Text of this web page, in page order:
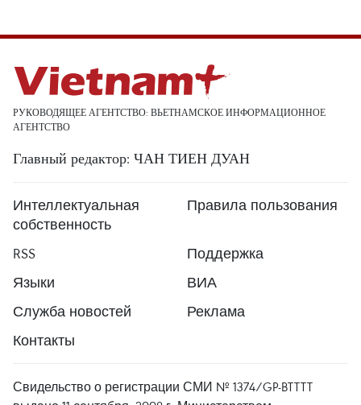
РУКОВОДЯЩЕЕ АГЕНТСТВО: ВЬЕТНАМСКОЕ ИНФОРМАЦИОННОЕ
АГЕНТСТВО
Главный редактор: ЧАН ТИЕН ДУАН
Интеллектуальная
собственность
Правила пользования
RSS
Поддержка
Языки
ВИА
Служба новостей
Реклама
Контакты
Свидельство о регистрации СМИ № 1374/GP-BTTTT